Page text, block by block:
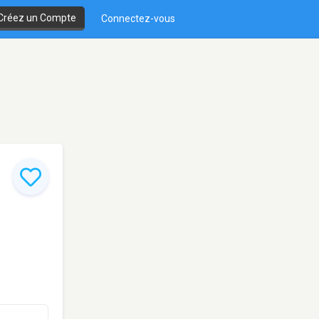
un Compte Connectez-vous